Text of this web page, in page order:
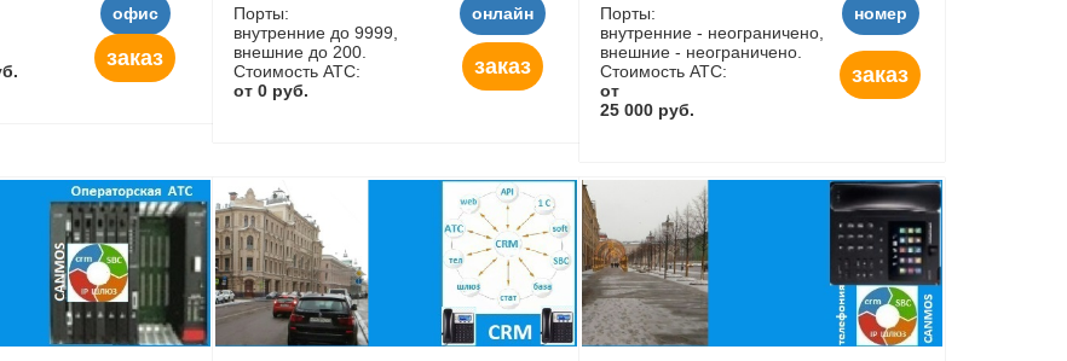
офис
заказ
Порты:
внутренние до 9999,
внешние до 200.
Стоимость АТС:
от 0 руб.
онлайн
заказ
Порты:
внутренние - неограничено,
внешние - неограничено.
Стоимость АТС:
от
25 000 руб.
номер
заказ